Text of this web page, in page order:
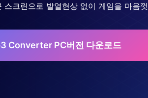
스크린으로 발열현상 없이 게임을 마음
Converter PC버전 다운로드